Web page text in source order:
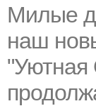
Милые
наш
"Уютная